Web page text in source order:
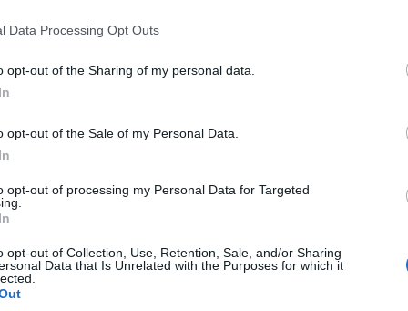
Data Processing Opt Outs
opt-out of the Sharing of my personal data.
opt-out of the Sale of my Personal Data.
opt-out of processing my Personal Data for Targeted
opt-out of Collection, Use, Retention, Sale, and/or Sharing
Data that Is Unrelated with the Purposes for which it
KÚPIŤ
ČLÁNKY V NAŠOM